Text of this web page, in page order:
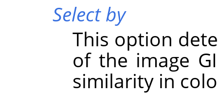
Select by
This option
of the image
similarity in